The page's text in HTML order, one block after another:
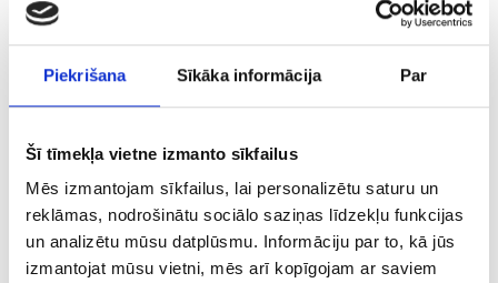
Piekrišana Sīkāka informācija Par
Šī tīmekļa vietne izmanto sīkfailus
Mēs izmantojam sīkfailus, lai personalizētu saturu un
reklāmas, nodrošinātu sociālo saziņas līdzekļu funkcijas
un analizētu mūsu datplūsmu. Informāciju par to, kā jūs
izmantojat mūsu vietni, mēs arī kopīgojam ar saviem
vietā, piemēram, neprasīs reģistrēties jūsu profilā.
Lietojot tīmekļa vietni, jūs apliecināt, ka piekrītat
nodrošināt visu funkciju pilnvērtīgu izmantošanu.
Kā ierobežot sīkdatņu
izmantošanu?